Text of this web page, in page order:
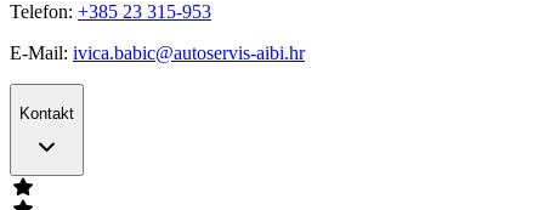
Telefon: +385 23 315-953
E-Mail: ivica.babic@autoservis-aibi.hr
Kontakt